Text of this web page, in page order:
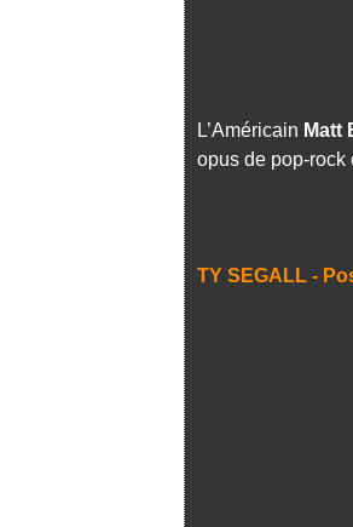
L’Américain Matt
opus de pop-
TY SEGALL -